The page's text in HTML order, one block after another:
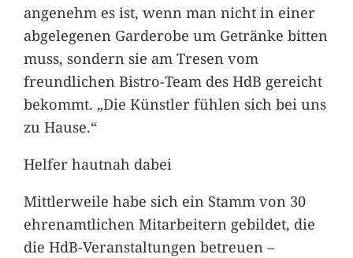
angenehm es ist, wenn man nicht in einer
abgelegenen Garderobe um Getränke bitten
muss, sondern sie am Tresen vom
freundlichen Bistro-Team des HdB gereicht
bekommt. „Die Künstler fühlen sich bei uns
zu Hause.“
Helfer hautnah dabei
Mittlerweile habe sich ein Stamm von 30
ehrenamtlichen Mitarbeitern gebildet, die
die HdB-Veranstaltungen betreuen –